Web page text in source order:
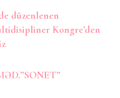
düzenlenen
Kongre’den